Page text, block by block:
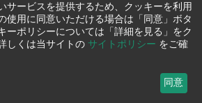
サービスを提供するため、クッキーを利用
使用に同意いただける場合は「同意」ボタ
ーポリシーについては「詳細を見る」をク
しくは当サイトの サイトポリシー をご確
同意